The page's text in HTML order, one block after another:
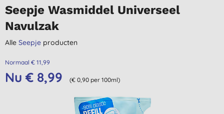
Seepje Wasmiddel Universeel
Navulzak
Alle Seepje producten
Normaal € 11,99
Nu € 8,99 (€ 0,90 per 100ml)